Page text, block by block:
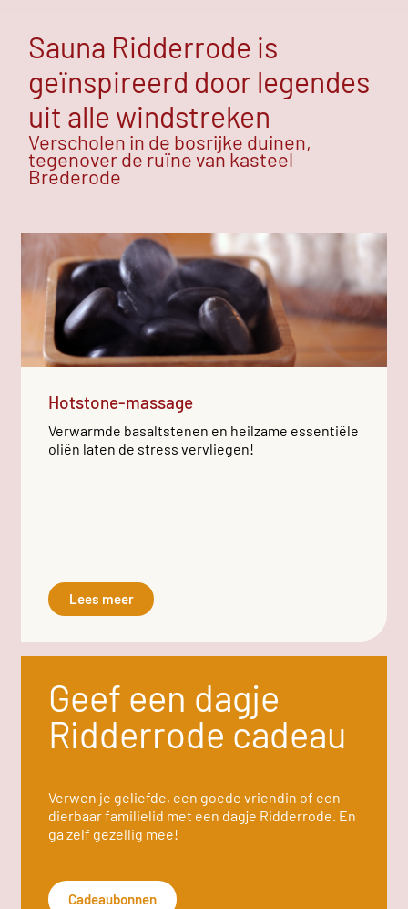
Sauna Ridderrode is
geïnspireerd door legendes
uit alle windstreken
Verscholen in de bosrijke duinen,
tegenover de ruïne van kasteel
Brederode
Hotstone-massage
Verwarmde basaltstenen en heilzame essentiële
oliën laten de stress vervliegen!
Lees meer
Geef een dagje
Ridderrode cadeau
Verwen je geliefde, een goede vriendin of een
dierbaar familielid met een dagje Ridderrode. En
ga zelf gezellig mee!
Cadeaubonnen